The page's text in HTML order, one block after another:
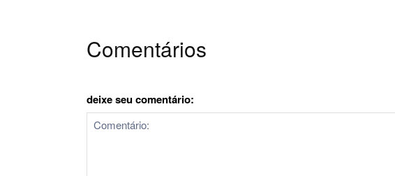
Comentários
deixe seu comentário: